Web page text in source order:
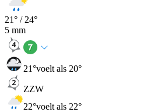
21° / 24°
5 mm
21°voelt als 20°
ZZW
22°voelt als 22°